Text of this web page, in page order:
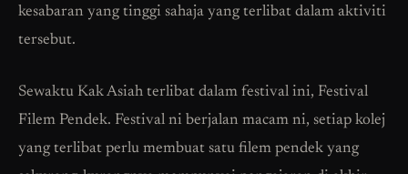
kesabaran yang tinggi sahaja yang terlibat dalam aktiviti
tersebut.
Sewaktu Kak Asiah terlibat dalam festival ini, Festival
Filem Pendek. Festival ni berjalan macam ni, setiap kolej
yang terlibat perlu membuat satu filem pendek yang